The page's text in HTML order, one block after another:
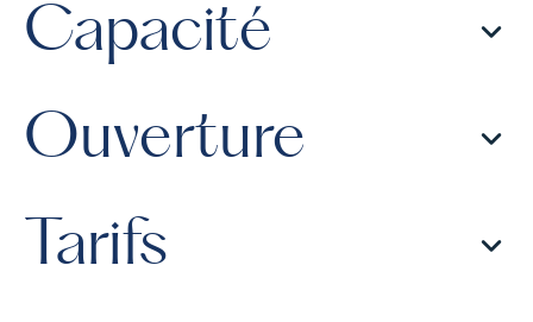
Capacité
Ouverture
Tarifs